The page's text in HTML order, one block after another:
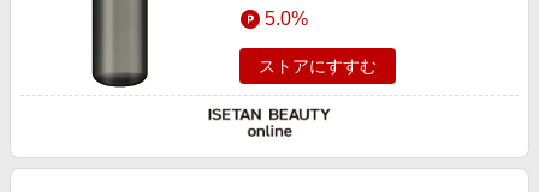
5.0%
ストアにすすむ